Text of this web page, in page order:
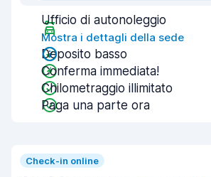
Ufficio di autonoleggio
Mostra i dettagli della sede
Deposito basso
Conferma immediata!
Chilometraggio illimitato
Paga una parte ora
Check-in online